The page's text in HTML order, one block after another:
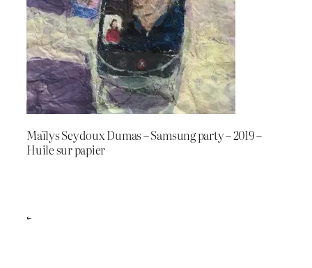
Maïlys Seydoux Dumas – Samsung party – 2019 –
Huile sur papier
←